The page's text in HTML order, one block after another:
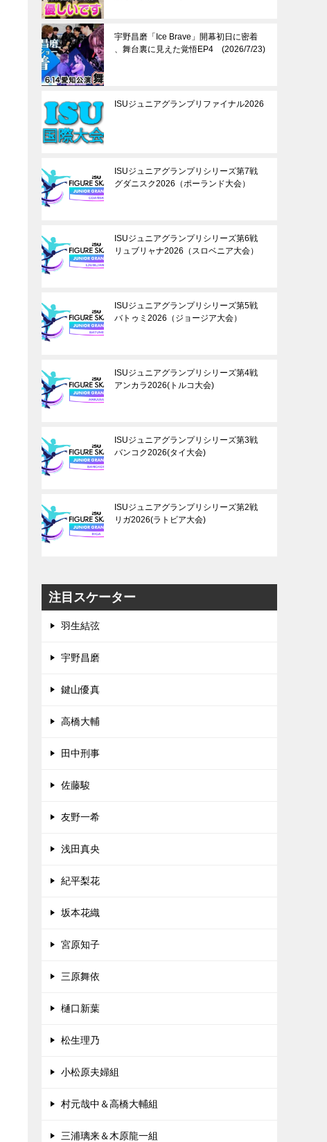
宇野昌磨「Ice Brave」開幕初日に密着
、舞台裏に見えた覚悟EP4 (2026/7/23)
ISUジュニアグランプリファイナル2026
ISUジュニアグランプリシリーズ第7戦
グダニスク2026（ポーランド大会）
ISUジュニアグランプリシリーズ第6戦
リュブリャナ2026（スロベニア大会）
ISUジュニアグランプリシリーズ第5戦
バトゥミ2026（ジョージア大会）
ISUジュニアグランプリシリーズ第4戦
アンカラ2026(トルコ大会)
ISUジュニアグランプリシリーズ第3戦
バンコク2026(タイ大会)
ISUジュニアグランプリシリーズ第2戦
リガ2026(ラトビア大会)
注目スケーター
羽生結弦
宇野昌磨
鍵山優真
高橋大輔
田中刑事
佐藤駿
友野一希
浅田真央
紀平梨花
坂本花織
宮原知子
三原舞依
樋口新葉
松生理乃
小松原夫婦組
村元哉中＆高橋大輔組
三浦璃来＆木原龍一組